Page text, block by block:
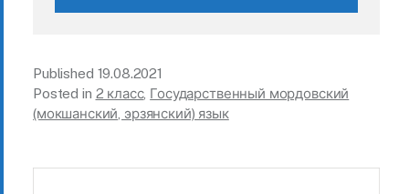
Published 19.08.2021
Posted in 2 класс, Государственный мордовский
(мокшанский, эрзянский) язык